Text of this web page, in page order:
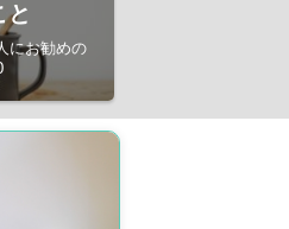
と
にお勧めの